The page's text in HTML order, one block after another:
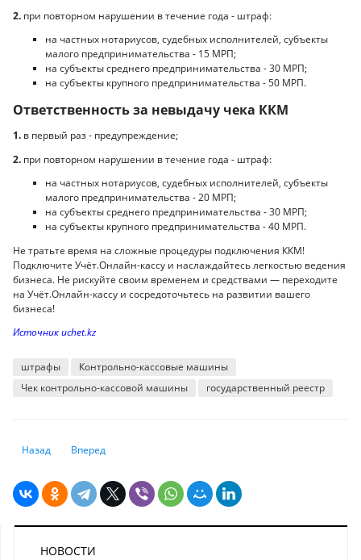
2. при повторном нарушении в течение года - штраф:
на частных нотариусов, судебных исполнителей, субъекты
малого предпринимательства - 15 МРП;
на субъекты среднего предпринимательства - 30 МРП;
на субъекты крупного предпринимательства - 50 МРП.
Ответственность за невыдачу чека ККМ
1. в первый раз - предупреждение;
2. при повторном нарушении в течение года - штраф:
на частных нотариусов, судебных исполнителей, субъекты
малого предпринимательства - 20 МРП;
на субъекты среднего предпринимательства - 30 МРП;
на субъекты крупного предпринимательства - 40 МРП.
Не тратьте время на сложные процедуры подключения ККМ!
Подключите Учёт.Онлайн-кассу и наслаждайтесь легкостью ведения
бизнеса. Не рискуйте своим временем и средствами — переходите
на Учёт.Онлайн-кассу и сосредоточьтесь на развитии вашего
бизнеса!
Источник uchet.kz
штрафы
Контрольно-кассовые машины
Чек контрольно-кассовой машины
государственный реестр
Предыдущий: Пенсионные накопления на лечение зубов: новые
Назад Следующий: Уведомление о налоговой задолженности и
Вперед
НОВОСТИ